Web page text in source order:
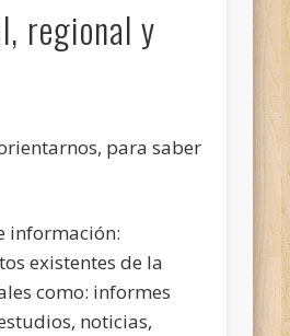
regional y
para saber
información:
existentes de la
como: informes
noticias,